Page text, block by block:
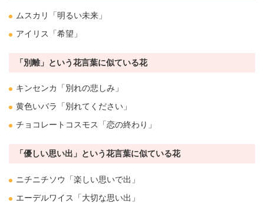
ムスカリ
「明るい未来」
アイリス
「希望 」
「別離」という花言葉に似ている花
キンセンカ 「別れの悲しみ」
黄色いバラ 「別れてください」
チョコレートコスモス
「恋の終わり」
「優しい思い出」という花言葉に似ている花
ニチニチソウ
「楽しい思いで出」
エーデルワイス
「大切な思い出」